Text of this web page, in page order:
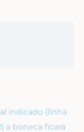
indicado (linha
a boneca ficará